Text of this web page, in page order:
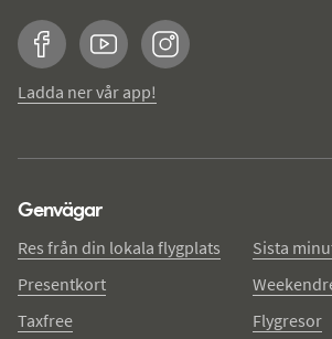
FacebookYouTubeInstagram
Ladda ner vår app!
Genvägar
Res från din lokala flygplats
Presentkort
Taxfree
Sista
Flygresor